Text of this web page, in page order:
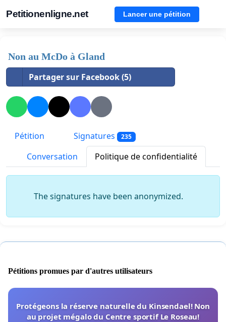
Petitionenligne.net Lancer une pétition
Non au McDo à Gland
Partager sur Facebook (5)
Pétition Signatures 235
Conversation Politique de confidentialité
The signatures have been anonymized.
Pétitions promues par d'autres utilisateurs
Protégeons la réserve naturelle du Kinsendael! Non
au projet mégalo du Centre sportif Le Roseau!